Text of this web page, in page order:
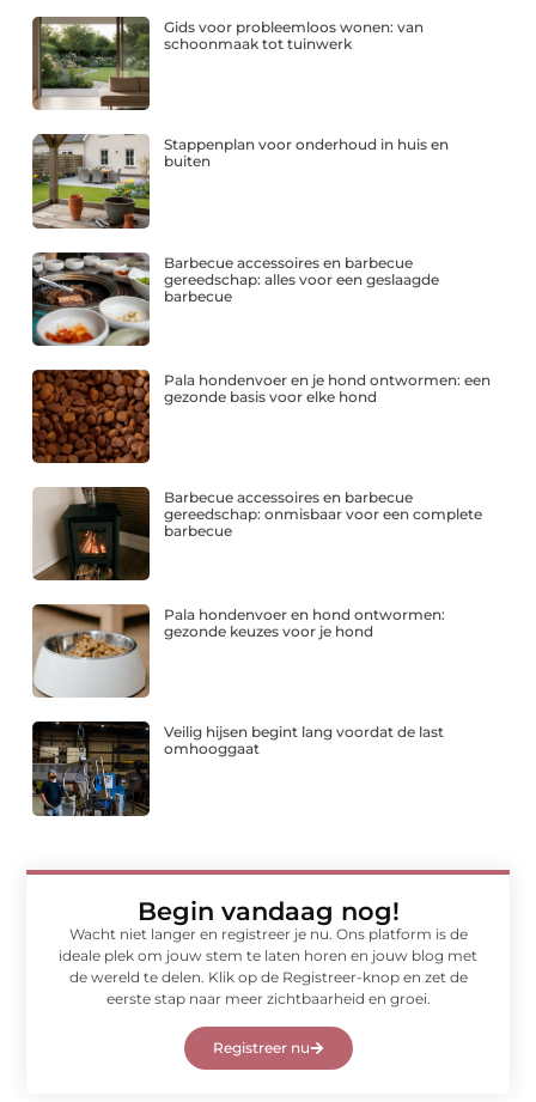
Gids voor probleemloos wonen: van
schoonmaak tot tuinwerk
Stappenplan voor onderhoud in huis en
buiten
Barbecue accessoires en barbecue
gereedschap: alles voor een geslaagde
barbecue
Pala hondenvoer en je hond ontwormen: een
gezonde basis voor elke hond
Barbecue accessoires en barbecue
gereedschap: onmisbaar voor een complete
barbecue
Pala hondenvoer en hond ontwormen:
gezonde keuzes voor je hond
Veilig hijsen begint lang voordat de last
omhooggaat
Begin vandaag nog!
Wacht niet langer en registreer je nu. Ons platform is de
ideale plek om jouw stem te laten horen en jouw blog met
de wereld te delen. Klik op de Registreer-knop en zet de
eerste stap naar meer zichtbaarheid en groei.
Registreer nu